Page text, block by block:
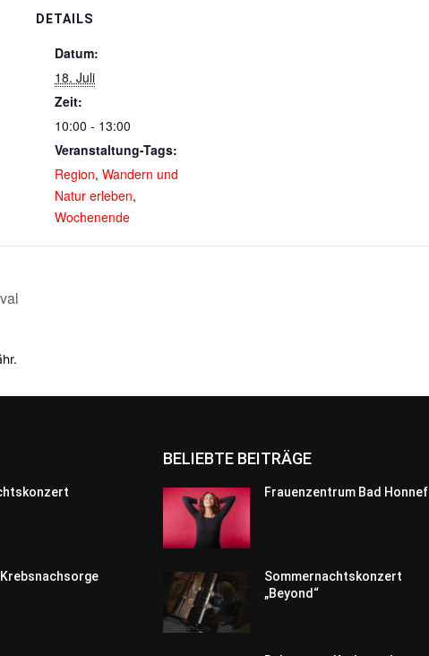
DETAILS
Datum:
18. Juli
Zeit:
10:00 - 13:00
Veranstaltung-Tags:
Region, Wandern und
Natur erleben,
Wochenende
BELIEBTE BEITRÄGE
Frauenzentrum Bad Honnef
Sommernachtskonzert
„Beyond“